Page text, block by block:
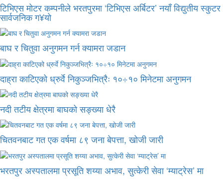
टिभिएस मोटर कम्पनीले भरतपुरमा ‘टिभिएस अर्बिटर’ नयाँ विद्युतीय स्कुटर
सार्वजनिक ग¥यो
बाघ र चितुवा अनुगमन गर्न क्यामरा जडान
दाह्रा काटिएको ध्रुर्वे निकुञ्जभित्रैः १०÷१० मिनेटमा अनुगमन
नदी तटीय क्षेत्रमा बाघको सङ्ख्या धेरै
चितवनबाट गत एक वर्षमा ८९ जना बेपत्ता, खोजी जारी
भरतपुर अस्पतालमा प्रसूति शय्या अभाव, सुत्केरी सेवा ‘म्याट्रेस’ मा